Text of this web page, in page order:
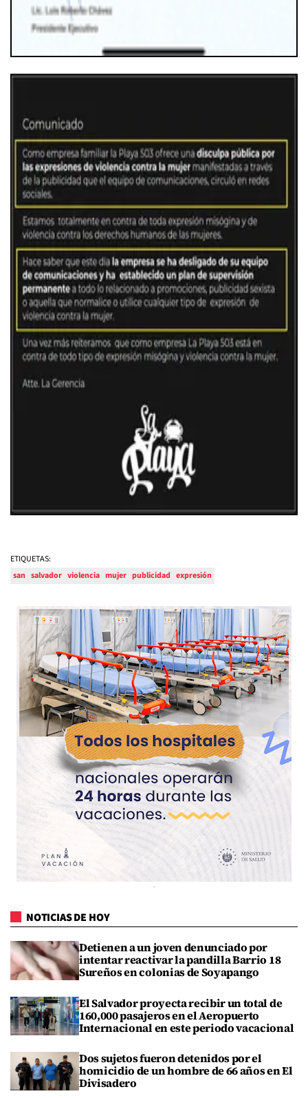
ETIQUETAS:
san salvador violencia mujer publicidad expresión
NOTICIAS DE HOY
Detienen a un joven denunciado por
intentar reactivar la pandilla Barrio 18
Sureños en colonias de Soyapango
El Salvador proyecta recibir un total de
160,000 pasajeros en el Aeropuerto
Internacional en este periodo vacacional
Dos sujetos fueron detenidos por el
homicidio de un hombre de 66 años en El
Divisadero